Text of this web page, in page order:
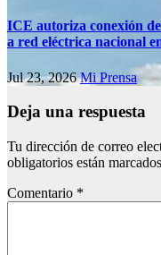
ICE autoriza conexión
a red eléctrica nacional
Jul 23, 2026Mi Prensa
Deja una respuesta
Tu dirección de correo
obligatorios están
Comentario *